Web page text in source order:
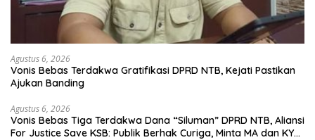
Agustus 6, 2026
Vonis Bebas Terdakwa Gratifikasi DPRD NTB, Kejati Pastikan
Ajukan Banding
Agustus 6, 2026
Vonis Bebas Tiga Terdakwa Dana “Siluman” DPRD NTB, Aliansi
For Justice Save KSB: Publik Berhak Curiga, Minta MA dan KY